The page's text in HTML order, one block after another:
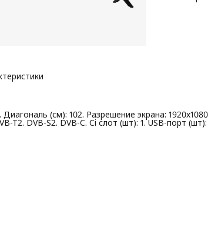
(см): 102. Разрешение экрана:
T2. DVB-S2. DVB-C. Ci слот (шт): 1. USB-порт